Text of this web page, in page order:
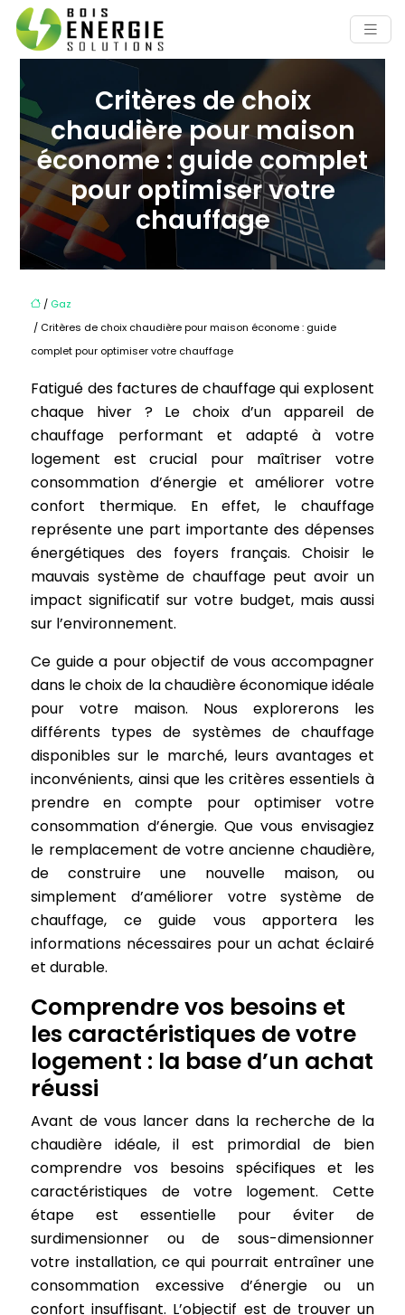
Critères de choix
chaudière pour maison
économe : guide complet
pour optimiser votre
chauffage
/ Gaz
/ Critères de choix chaudière pour maison économe : guide
complet pour optimiser votre chauffage
Fatigué des factures de chauffage qui explosent
chaque hiver ? Le choix d’un appareil de
chauffage performant et adapté à votre
logement est crucial pour maîtriser votre
consommation d’énergie et améliorer votre
confort thermique. En effet, le chauffage
représente une part importante des dépenses
énergétiques des foyers français. Choisir le
mauvais système de chauffage peut avoir un
impact significatif sur votre budget, mais aussi
sur l’environnement.
Ce guide a pour objectif de vous accompagner
dans le choix de la chaudière économique idéale
pour votre maison. Nous explorerons les
différents types de systèmes de chauffage
disponibles sur le marché, leurs avantages et
inconvénients, ainsi que les critères essentiels à
prendre en compte pour optimiser votre
consommation d’énergie. Que vous envisagiez
le remplacement de votre ancienne chaudière,
de construire une nouvelle maison, ou
simplement d’améliorer votre système de
chauffage, ce guide vous apportera les
informations nécessaires pour un achat éclairé
et durable.
Comprendre vos besoins et
les caractéristiques de votre
logement : la base d’un achat
réussi
Avant de vous lancer dans la recherche de la
chaudière idéale, il est primordial de bien
comprendre vos besoins spécifiques et les
caractéristiques de votre logement. Cette
étape est essentielle pour éviter de
surdimensionner ou de sous-dimensionner
votre installation, ce qui pourrait entraîner une
consommation excessive d’énergie ou un
confort insuffisant. L’objectif est de trouver un